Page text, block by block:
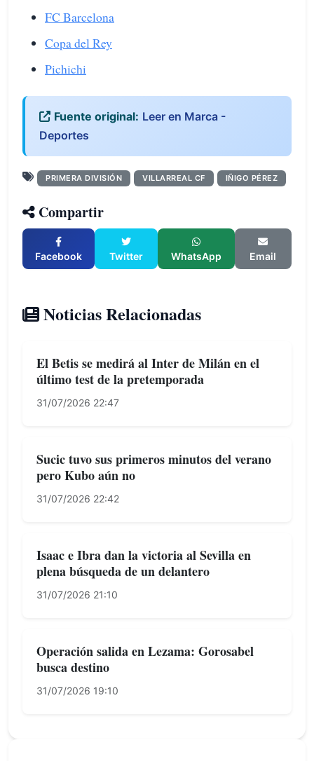
FC Barcelona
Copa del Rey
Pichichi
Fuente original: Leer en Marca -
Deportes
PRIMERA DIVISIÓN VILLARREAL CF IÑIGO PÉREZ
Compartir
Facebook Twitter WhatsApp Email
Noticias Relacionadas
El Betis se medirá al Inter de Milán en el
último test de la pretemporada
31/07/2026 22:47
Sucic tuvo sus primeros minutos del verano
pero Kubo aún no
31/07/2026 22:42
Isaac e Ibra dan la victoria al Sevilla en
plena búsqueda de un delantero
31/07/2026 21:10
Operación salida en Lezama: Gorosabel
busca destino
31/07/2026 19:10